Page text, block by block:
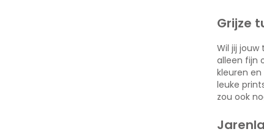
Grijze
Wil jij
alleen fijn
kleuren
leuke
zou ook